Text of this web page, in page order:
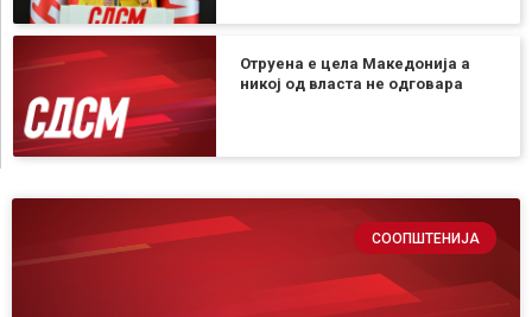
Отруена е цела Македонија а
никој од власта не одговара
СООПШТЕНИЈА